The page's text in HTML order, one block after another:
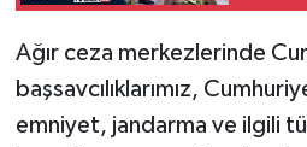
Ağır ceza merkezlerinde
başsavcılıklarımız,
emniyet, jandarma ve ilgili